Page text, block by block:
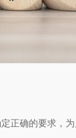
确的要求，